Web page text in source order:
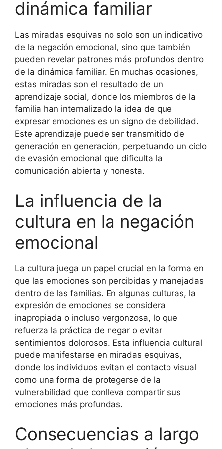
dinámica familiar
Las miradas esquivas no solo son un indicativo
de la negación emocional, sino que también
pueden revelar patrones más profundos dentro
de la dinámica familiar. En muchas ocasiones,
estas miradas son el resultado de un
aprendizaje social, donde los miembros de la
familia han internalizado la idea de que
expresar emociones es un signo de debilidad.
Este aprendizaje puede ser transmitido de
generación en generación, perpetuando un ciclo
de evasión emocional que dificulta la
comunicación abierta y honesta.
La influencia de la
cultura en la negación
emocional
La cultura juega un papel crucial en la forma en
que las emociones son percibidas y manejadas
dentro de las familias. En algunas culturas, la
expresión de emociones se considera
inapropiada o incluso vergonzosa, lo que
refuerza la práctica de negar o evitar
sentimientos dolorosos. Esta influencia cultural
puede manifestarse en miradas esquivas,
donde los individuos evitan el contacto visual
como una forma de protegerse de la
vulnerabilidad que conlleva compartir sus
emociones más profundas.
Consecuencias a largo